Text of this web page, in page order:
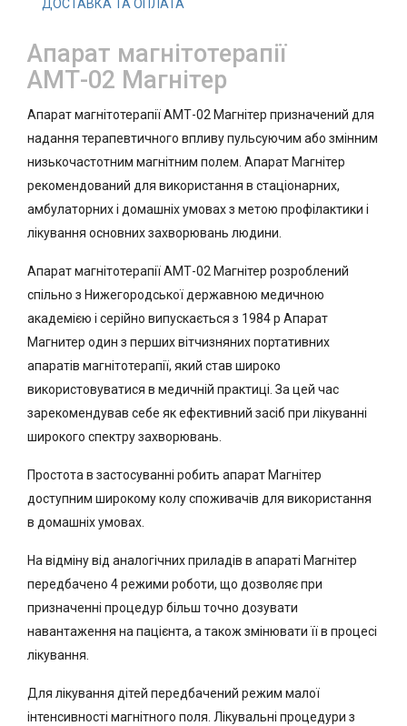
ДОСТАВКА ТА ОПЛАТА
Апарат магнітотерапії
АМТ-02 Магнітер
Апарат магнітотерапії АМТ-02 Магнітер призначений для
надання терапевтичного впливу пульсуючим або змінним
низькочастотним магнітним полем. Апарат Магнітер
рекомендований для використання в стаціонарних,
амбулаторних і домашніх умовах з метою профілактики і
лікування основних захворювань людини.
Апарат магнітотерапії АМТ-02 Магнітер розроблений
спільно з Нижегородської державною медичною
академією і серійно випускається з 1984 р Апарат
Магнитер один з перших вітчизняних портативних
апаратів магнітотерапії, який став широко
використовуватися в медичній практиці. За цей час
зарекомендував себе як ефективний засіб при лікуванні
широкого спектру захворювань.
Простота в застосуванні робить апарат Магнітер
доступним широкому колу споживачів для використання
в домашніх умовах.
На відміну від аналогічних приладів в апараті Магнітер
передбачено 4 режими роботи, що дозволяє при
призначенні процедур більш точно дозувати
навантаження на пацієнта, а також змінювати її в процесі
лікування.
Для лікування дітей передбачений режим малої
інтенсивності магнітного поля. Лікувальні процедури з